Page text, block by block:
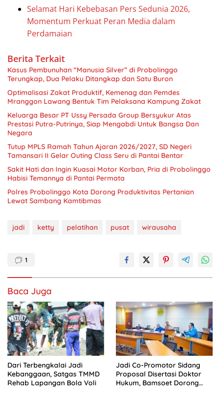
Selamat Hari Kebebasan Pers Sedunia 2026,
Momentum Perkuat Peran Media dalam
Perdamaian
Berita Terkait
Kasus Pembunuhan “Manusia Silver” di Probolinggo
Terungkap, Dua Pelaku Ditangkap dan Satu Buron
Optimalisasi Zakat Produktif, Kemenag dan Pemdes
Mranggon Lawang Bentuk Tim Pelaksana Kampung Zakat
Keluarga Besar PT Ussy Persada Group Bersyukur Atas
Prestasi Putra-Putrinya, Siap Mengabdi Untuk Bangsa Dan
Negara
Tutup MPLS Ramah Tahun Ajaran 2026/2027, SD Negeri
Tamansari II Gelar Outing Class Seru di Pantai Bentar
Sakit Hati dan Ingin Kuasai Motor Korban, Pria di Probolinggo
Habisi Temannya di Pantai Permata
Polres Probolinggo Kota Dorong Produktivitas Pertanian
Lewat Sambang Kamtibmas
jadi ketty pelatihan pusat wirausaha
1
Baca Juga
Dari Terbengkalai Jadi
Kebanggaan, Satgas TMMD
Rehab Lapangan Bola Voli
Jadi Co-Promotor Sidang
Proposal Disertasi Doktor
Hukum, Bamsoet Dorong